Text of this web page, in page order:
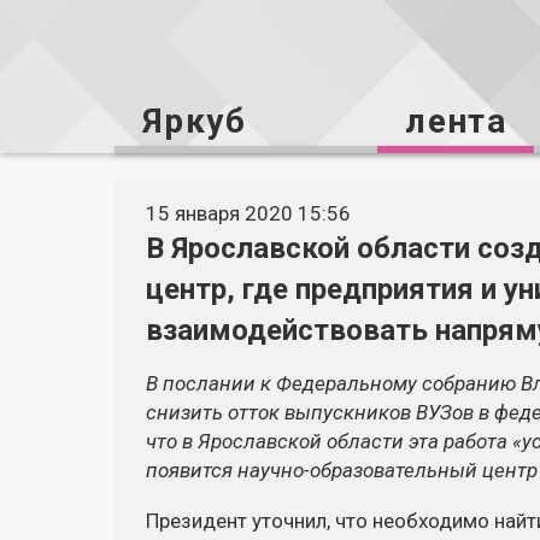
Яркуб лента
15 января 2020 15:56
В Ярославской области
центр, где предприятия и
взаимодействовать
В послании к Федеральному собранию
снизить отток выпускников ВУЗов в
что в Ярославской области эта работа
появится научно-образовательный
Президент уточнил, что необходимо